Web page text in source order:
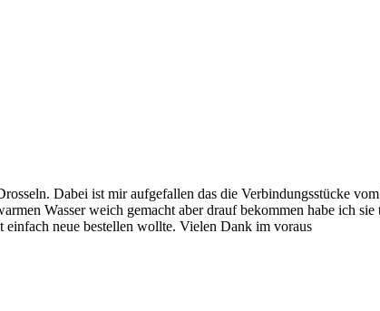
Dabei ist mir aufgefallen das die Verbindungsstücke
Wasser weich gemacht aber drauf bekommen habe ich
neue bestellen wollte. Vielen Dank im voraus